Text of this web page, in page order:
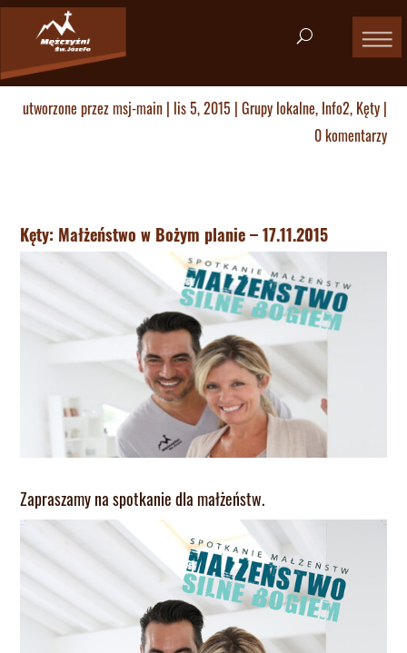
utworzone przezmsj-main| lis 5, 2015 | Grupy lokalne, Info2, Kęty|
0 komentarzy
Kęty: Małżeństwo w Bożym planie – 17.11.2015
Zapraszamy na spotkanie dla małżeństw.